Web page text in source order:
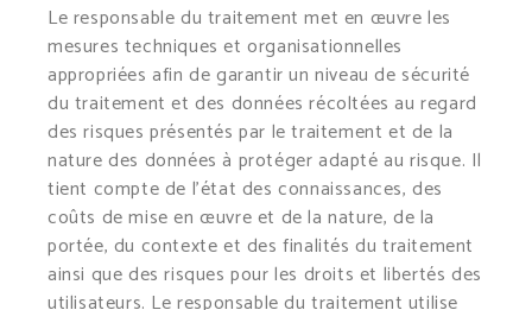
Le responsable du traitement met en œuvre les
mesures techniques et organisationnelles
appropriées afin de garantir un niveau de sécurité
du traitement et des données récoltées au regard
des risques présentés par le traitement et de la
nature des données à protéger adapté au risque. Il
tient compte de l’état des connaissances, des
coûts de mise en œuvre et de la nature, de la
portée, du contexte et des finalités du traitement
ainsi que des risques pour les droits et libertés des
utilisateurs. Le responsable du traitement utilise